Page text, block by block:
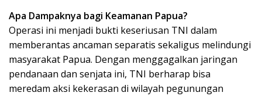
Apa Dampaknya bagi Keamanan Papua?
Operasi ini menjadi bukti keseriusan TNI dalam
memberantas ancaman separatis sekaligus melindungi
masyarakat Papua. Dengan menggagalkan jaringan
pendanaan dan senjata ini, TNI berharap bisa
meredam aksi kekerasan di wilayah pegunungan